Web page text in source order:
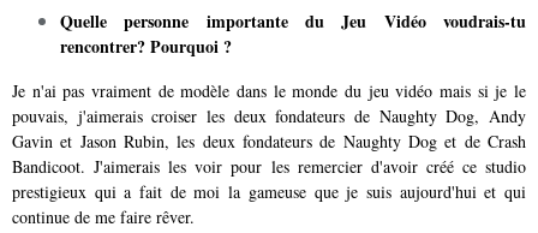
Quelle personne importante du Jeu Vidéo voudrais-tu
rencontrer? Pourquoi ?
Je n'ai pas vraiment de modèle dans le monde du jeu vidéo mais si je le
pouvais, j'aimerais croiser les deux fondateurs de Naughty Dog, Andy
Gavin et Jason Rubin, les deux fondateurs de Naughty Dog et de Crash
Bandicoot. J'aimerais les voir pour les remercier d'avoir créé ce studio
prestigieux qui a fait de moi la gameuse que je suis aujourd'hui et qui
continue de me faire rêver.